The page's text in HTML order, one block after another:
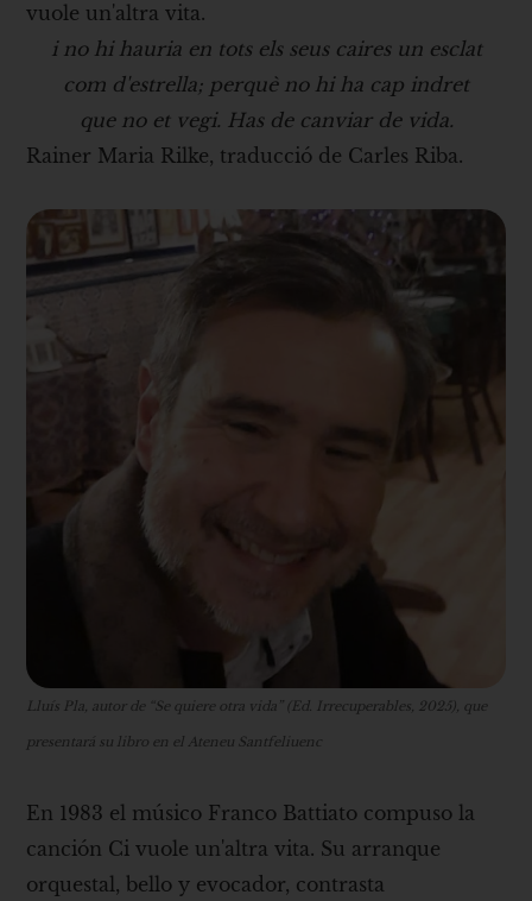
vuole un'altra vita.
i no hi hauria en tots els seus caires un esclat
com d'estrella; perquè no hi ha cap indret
que no et vegi. Has de canviar de vida.
Rainer Maria Rilke, traducció de Carles Riba.
Lluís Pla, autor de “Se quiere otra vida” (Ed. Irrecuperables, 2025), que
presentará su libro en el Ateneu Santfeliuenc
En 1983 el músico Franco Battiato compuso la
canción Ci vuole un'altra vita. Su arranque
orquestal, bello y evocador, contrasta